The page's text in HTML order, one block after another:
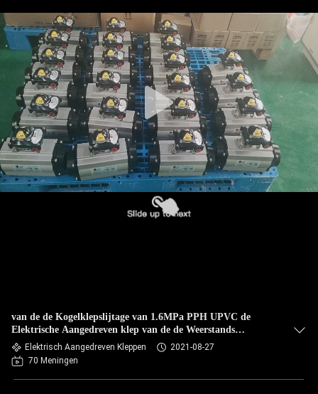
van de de Kogelklepslijtage van 1.6MPa PPH UPVC de
Elektrische Aangedreven klep van de de Weerstands
minimotor
Elektrisch Aangedreven Kleppen
2021-08-27
70 Meningen